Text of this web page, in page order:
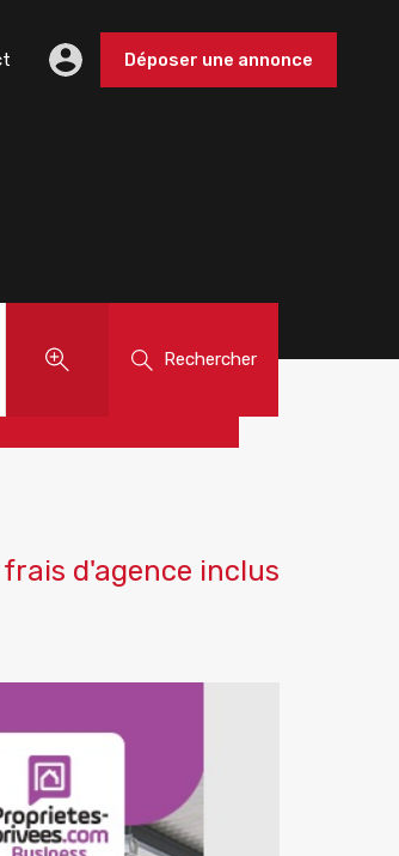
Déposer une annonce
Rechercher
d'agence inclus